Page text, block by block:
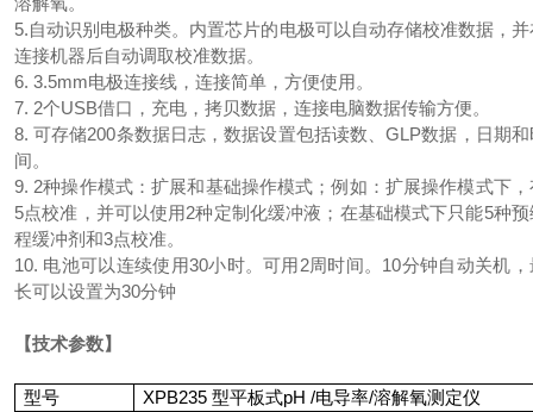
5.自动识别电极种类。内置芯片的电极可以自动存储校准数据，并
连接机器后自动调取校准数据。
6. 3.5mm电极连接线，连接简单，方便使用。
7. 2个USB借口，充电，拷贝数据，连接电脑数据传输方便。
8. 可存储200条数据日志，数据设置包括读数、GLP数据，日期和
间。
9. 2种操作模式：扩展和基础操作模式；例如：扩展操作模式下，
5点校准，并可以使用2种定制化缓冲液；在基础模式下只能5种预
程缓冲剂和3点校准。
10. 电池可以连续使用30小时。可用2周时间。10分钟自动关机，
长可以设置为30分钟
【技术参数】
型号 XPB235 型平板式pH /电导率/溶解氧测定仪